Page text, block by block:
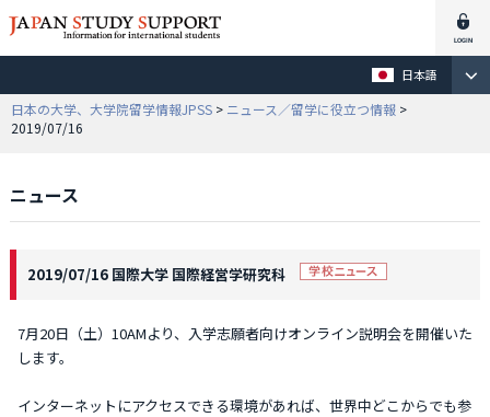
日本語
日本の大学、大学院留学情報JPSS > ニュース／留学に役立つ情報 >
2019/07/16
ニュース
2019/07/16 国際大学 国際経営学研究科
7月20日（土）10AMより、入学志願者向けオンライン説明会を開催いた
します。
インターネットにアクセスできる環境があれば、世界中どこからでも参